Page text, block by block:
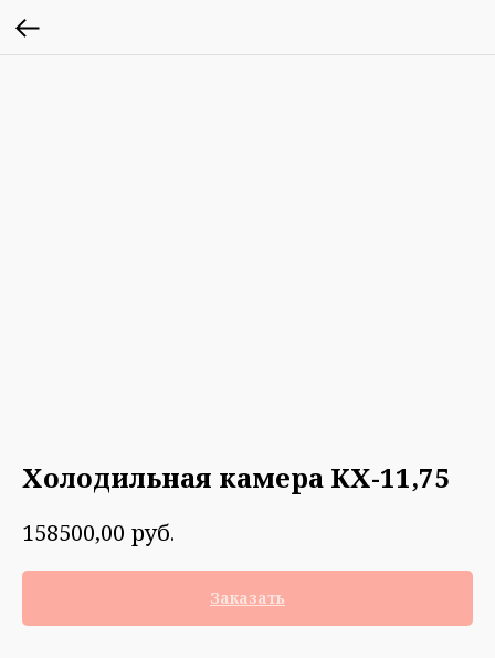
Холодильная камера КХ-11,75
158500,00 руб.
Заказать